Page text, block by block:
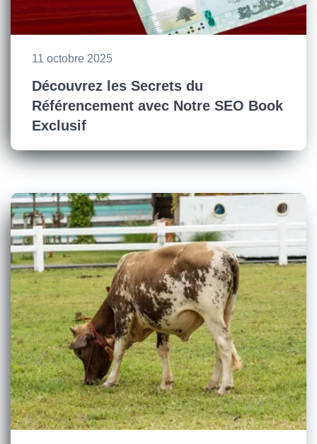
11 octobre 2025
Découvrez les Secrets du
Référencement avec Notre SEO Book
Exclusif